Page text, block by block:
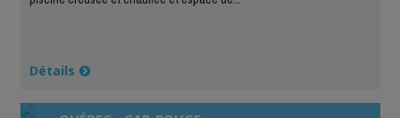
Détails